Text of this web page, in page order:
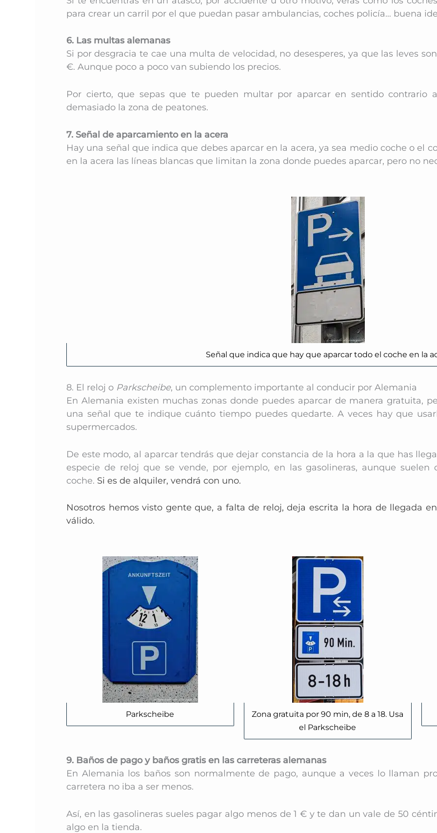
para crear un carril por el que puedan pasar ambulancias, coches policía… buena
6. Las multas alemanas
Si por desgracia te cae una multa de velocidad, no desesperes, ya que las leves
€. Aunque poco a poco van subiendo los precios.
Por cierto, que sepas que te pueden multar por aparcar en sentido contrario
demasiado la zona de peatones.
7. Señal de aparcamiento en la acera
Hay una señal que indica que debes aparcar en la acera, ya sea medio coche o el
en la acera las líneas blancas que limitan la zona donde puedes aparcar, pero no
Señal que indica que hay que aparcar todo el coche en la
8. El reloj o Parkscheibe, un complemento importante al conducir por Alemania
En Alemania existen muchas zonas donde puedes aparcar de manera gratuita,
una señal que te indique cuánto tiempo puedes quedarte. A veces hay que
supermercados.
De este modo, al aparcar tendrás que dejar constancia de la hora a la que has
especie de reloj que se vende, por ejemplo, en las gasolineras, aunque
coche. Si es de alquiler, vendrá con uno.
Nosotros hemos visto gente que, a falta de reloj, deja escrita la hora de llegada
válido.
Parkscheibe
Zona gratuita por 90 min, de 8 a 18. Usa
el Parkscheibe
9. Baños de pago y baños gratis en las carreteras alemanas
En Alemania los baños son normalmente de pago, aunque a veces lo llaman
carretera no iba a ser menos.
Así, en las gasolineras sueles pagar algo menos de 1 € y te dan un vale de 50
algo en la tienda.